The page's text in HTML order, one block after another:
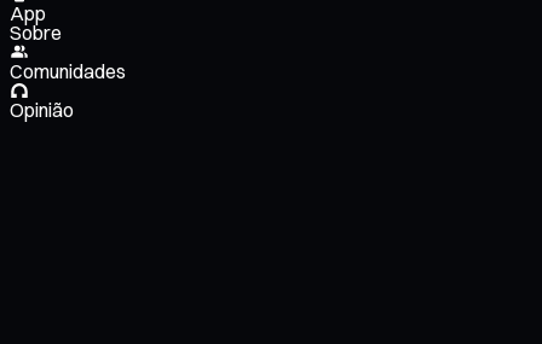
App
Sobre
Comunidades
Opinião